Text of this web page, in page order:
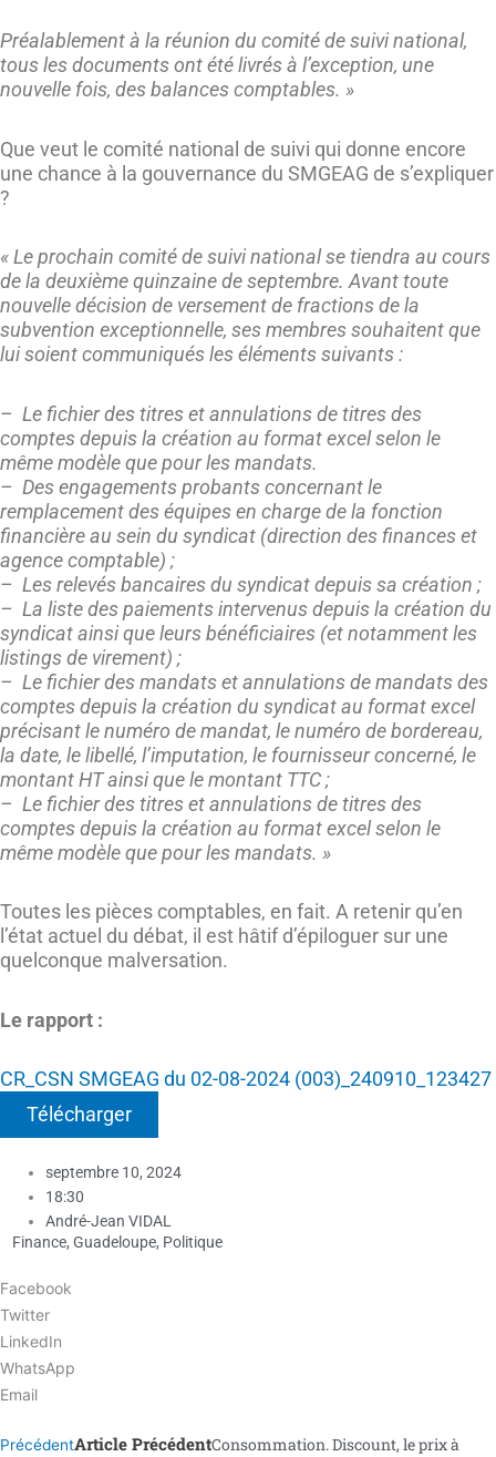
Préalablement à la réunion du comité de suivi national,
tous les documents ont été livrés à l’exception, une
nouvelle fois, des balances comptables. »
Que veut le comité national de suivi qui donne encore
une chance à la gouvernance du SMGEAG de s’expliquer
?
« Le prochain comité de suivi national se tiendra au cours
de la deuxième quinzaine de septembre. Avant toute
nouvelle décision de versement de fractions de la
subvention exceptionnelle, ses membres souhaitent que
lui soient communiqués les éléments suivants :
– Le fichier des titres et annulations de titres des
comptes depuis la création au format excel selon le
même modèle que pour les mandats.
– Des engagements probants concernant le
remplacement des équipes en charge de la fonction
financière au sein du syndicat (direction des finances et
agence comptable) ;
– Les relevés bancaires du syndicat depuis sa création ;
– La liste des paiements intervenus depuis la création du
syndicat ainsi que leurs bénéficiaires (et notamment les
listings de virement) ;
– Le fichier des mandats et annulations de mandats des
comptes depuis la création du syndicat au format excel
précisant le numéro de mandat, le numéro de bordereau,
la date, le libellé, l’imputation, le fournisseur concerné, le
montant HT ainsi que le montant TTC ;
– Le fichier des titres et annulations de titres des
comptes depuis la création au format excel selon le
même modèle que pour les mandats. »
Toutes les pièces comptables, en fait. A retenir qu’en
l’état actuel du débat, il est hâtif d’épiloguer sur une
quelconque malversation.
Le rapport :
CR_CSN SMGEAG du 02-08-2024 (003)_240910_123427
Télécharger
septembre 10, 2024
18:30
André-Jean VIDAL
Finance, Guadeloupe, Politique
Facebook
Twitter
LinkedIn
WhatsApp
Email
PrécédentArticle PrécédentConsommation. Discount, le prix à